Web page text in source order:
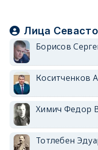
Лица
Борисов
Коситченков
Химич Федор
Тотлебен